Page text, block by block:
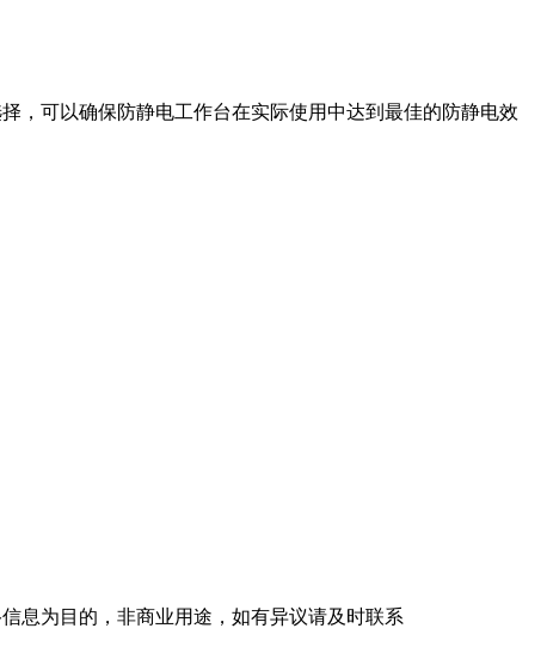
，可以确保防静电工作台在实际使用中达到最佳的防静电效
息为目的，非商业用途，如有异议请及时联系